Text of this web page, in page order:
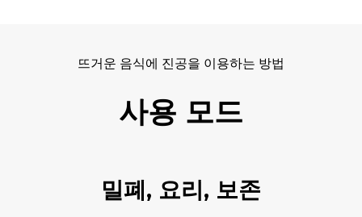
뜨거운 음식에 진공을 이용하는 방법
사용 모드
밀폐, 요리, 보존